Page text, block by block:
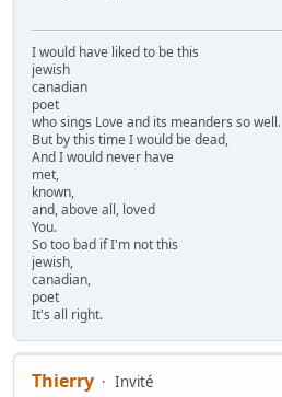
I would have liked to be this
jewish
canadian
poet
who sings Love and its meanders so well.
But by this time I would be dead,
And I would never have
met,
known,
and, above all, loved
You.
So too bad if I'm not this
jewish,
canadian,
poet
It's all right.
Thierry Invité